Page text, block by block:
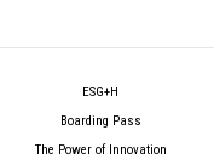
ESG+H
Boarding Pass
The Power of Innovation